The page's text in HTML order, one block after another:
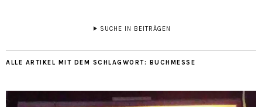
SUCHE IN BEITRÄGEN
ALLE ARTIKEL MIT DEM SCHLAGWORT: BUCHMESSE